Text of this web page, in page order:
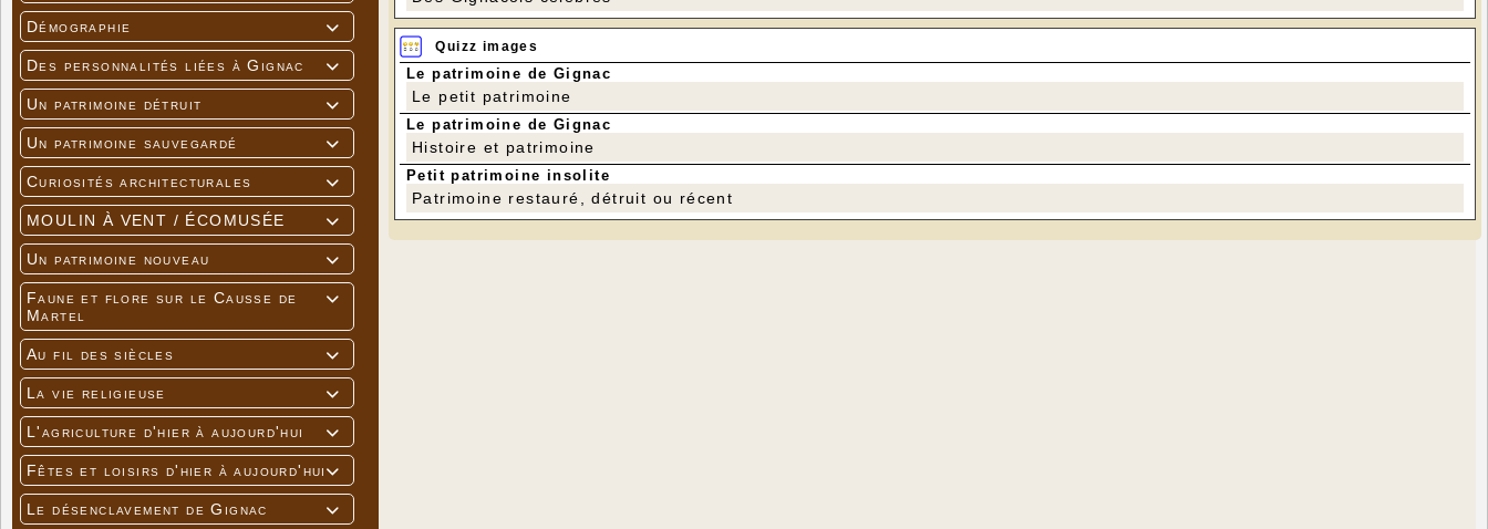

Démographie

Des personnalités liées à Gignac

Un patrimoine détruit

Un patrimoine sauvegardé

Curiosités architecturales

MOULIN À VENT / ÉCOMUSÉE

Un patrimoine nouveau

Faune et flore sur le Causse de
Martel

Au fil des siècles

La vie religieuse

L'agriculture d'hier à aujourd'hui

Fêtes et loisirs d'hier à aujourd'hui

Le désenclavement de Gignac
Quizz images
Le patrimoine de Gignac
Le petit patrimoine
Le patrimoine de Gignac
Histoire et patrimoine
Petit patrimoine insolite
Patrimoine restauré, détruit ou récent